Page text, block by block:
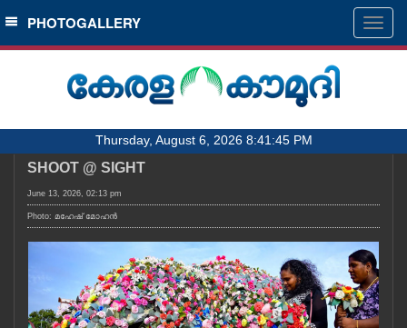
SECTIONS
HOME
NOTIFIED NEWS
KERALA
OBITUARY
PHOTOGALLERY
Thursday, August 6, 2026 8:41:45 PM
SHOOT @ SIGHT
June 13, 2026, 02:13 pm
Photo: മഹേഷ് മോഹൻ